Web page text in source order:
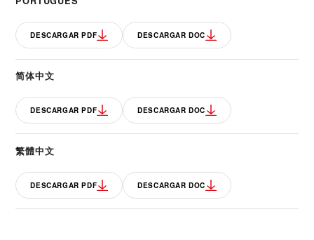
DESCARGAR PDF DESCARGAR DOC
简体中文
DESCARGAR PDF DESCARGAR DOC
繁體中文
DESCARGAR PDF DESCARGAR DOC